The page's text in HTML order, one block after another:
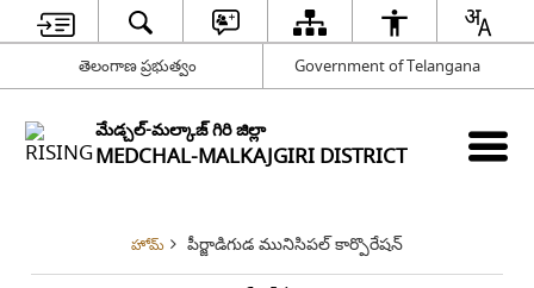
తెలంగాణ ప్రభుత్వం Government of Telangana
మేడ్చల్-మల్కాజ్ గిరి జిల్లా
MEDCHAL-MALKAJGIRI DISTRICT
హోమ్ పీర్జాడిగుడ మునిసిపల్ కార్పొరేషన్